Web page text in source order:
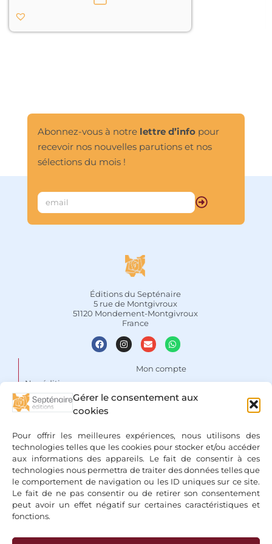
Gérer le consentement aux
cookies
Pour offrir les meilleures expériences, nous utilisons des
technologies telles que les cookies pour stocker et/ou accéder
aux informations des appareils. Le fait de consentir à ces
technologies nous permettra de traiter des données telles que
le comportement de navigation ou les ID uniques sur ce site.
Le fait de ne pas consentir ou de retirer son consentement
peut avoir un effet négatif sur certaines caractéristiques et
fonctions.
nous obligent à considérer le monde
Au départ, ce sont des anecdotes
chinoise, transmises ensuite par la
tradition orale. Ce n’est que bien plus
tard que des lettrés chinois puis
spirituel en faisant œuvre de
collectage.
littérature orale universelle.
Abonnez-vous à notre lettre d’infopour
recevoir nos nouvelles parutions et nos
sélections du mois !
Éditions du Septénaire
5 rue de Montgivroux
51120 Mondement-Montgivroux
France
Nos éditions
Auteurs
Espace libraires
Nous contacter
Mon compte
Conditions Générales de
Vente
Mentions légales & Politique
de confidentialité